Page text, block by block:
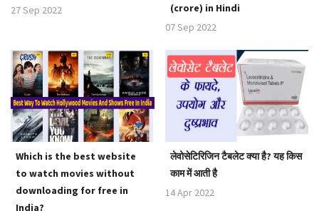
27 Sep 2022
(crore) in Hindi
07 Sep 2022
Which is the best website
to watch movies without
downloading for free in
India?
लेवोसेटिरिजिन टैबलेट क्या है? यह किस
काम में आती है
14 Apr 2022